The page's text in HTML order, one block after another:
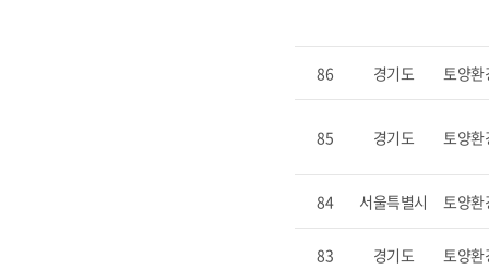
86 경기도 토양환
85 경기도 토양환
84 서울특별시 토양환
83 경기도 토양환